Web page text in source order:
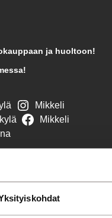
ja huoltoon!
Mikkeli
Mikkeli